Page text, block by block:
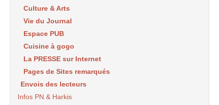
Culture & Arts
Vie du Journal
Espace PUB
Cuisine à gogo
La PRESSE sur Internet
Pages de Sites remarqués
Envois des lecteurs
Infos PN & Harkis